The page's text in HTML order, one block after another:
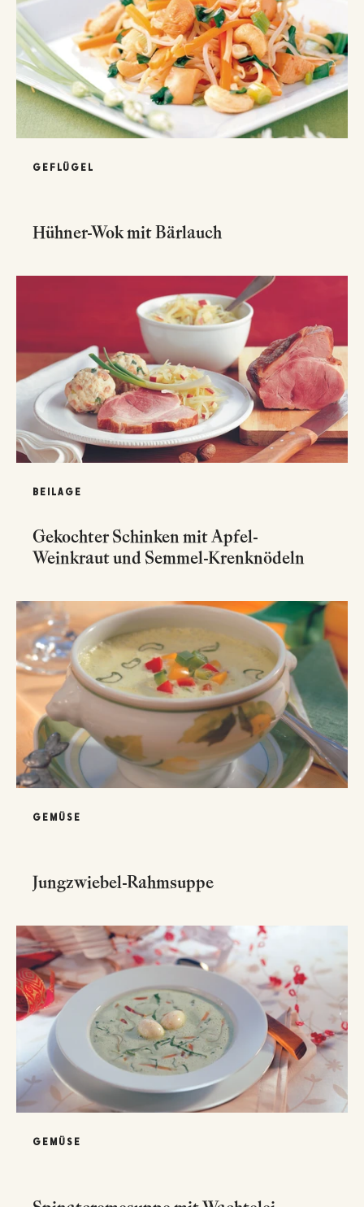
GEFLÜGEL
Hühner-Wok mit Bärlauch
BEILAGE
Gekochter Schinken mit Apfel-
Weinkraut und Semmel-Krenknödeln
GEMÜSE
Jungzwiebel-Rahmsuppe
GEMÜSE